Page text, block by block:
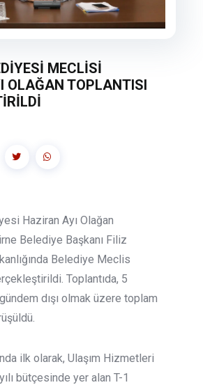
MECLİSİ
OLAĞAN TOPLANTISI
Haziran Ayı Olağan
Belediye Başkanı Filiz
Belediye Meclis
Toplantıda, 5
dışı olmak üzere toplam
ilk olarak, Ulaşım Hizmetleri
bütçesinde yer alan T-1